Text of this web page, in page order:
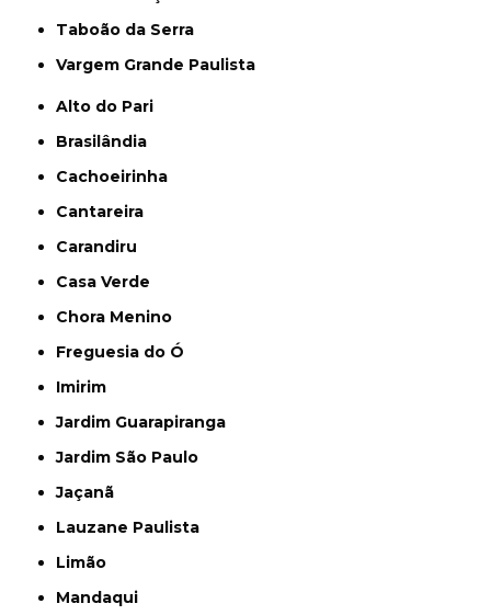
Taboão da Serra
Vargem Grande Paulista
Alto do Pari
Brasilândia
Cachoeirinha
Cantareira
Carandiru
Casa Verde
Chora Menino
Freguesia do Ó
Imirim
Jardim Guarapiranga
Jardim São Paulo
Jaçanã
Lauzane Paulista
Limão
Mandaqui